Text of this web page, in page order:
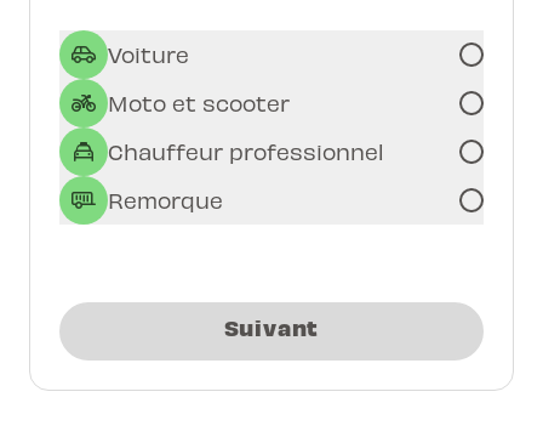
Voiture
Moto et scooter
Chauffeur professionnel
Remorque
Suivant